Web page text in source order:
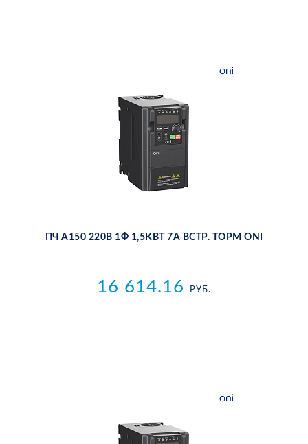
ПЧ A150 220В 1Ф 1,5КВТ 7А ВСТР. ТОРМ ONI
16 614.16 РУБ.